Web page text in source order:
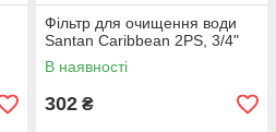
Фільтр для очищення води
Santan Caribbean 2PS, 3/4"
В наявності
302 ₴